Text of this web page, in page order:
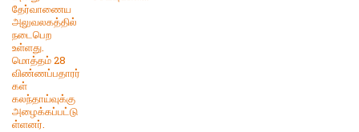
தேர்வாணைய
அலுவலகத்தில்
நடைபெற
உள்ளது.
மொத்தம் 28
விண்ணப்பதாரர்
கள்
கலந்தாய்வுக்கு
அழைக்கப்பட்டு
ள்ளனர்.